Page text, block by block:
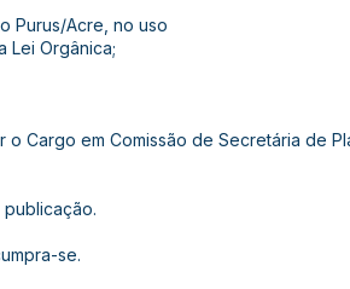
Purus/Acre, no uso
Lei Orgânica;
o Cargo em Comissão de Secretária de
publicação.
se.